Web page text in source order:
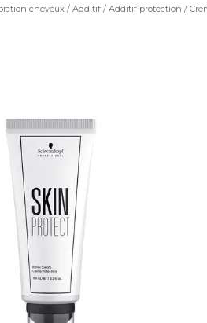
cheveux Additif Additif protection